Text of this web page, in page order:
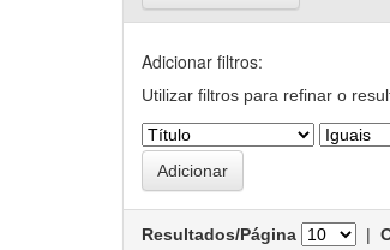
Adicionar filtros:
Utilizar filtros para refinar o
Resultados/Página |